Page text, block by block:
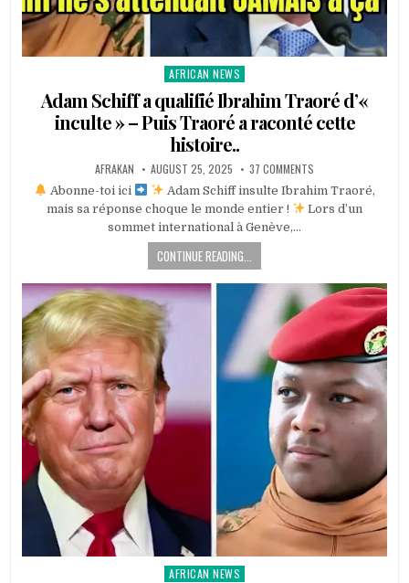
Posted
AFRICAN NEWS
Adam Schiff a qualifié Ibrahim Traoré d’«
inculte » – Puis Traoré a raconté cette
histoire..
AFRAKAN AUGUST 25, 2025 37 COMMENTS
Abonne-toi ici
Adam Schiff insulte Ibrahim Traoré,
mais sa réponse choque le monde entier !
Lors d’un
sommet international à Genève,…
CONTINUE READING...
Posted
AFRICAN NEWS